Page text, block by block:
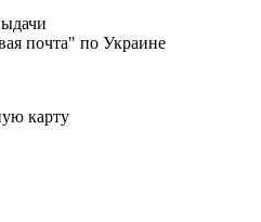
почта" по Украине
карту